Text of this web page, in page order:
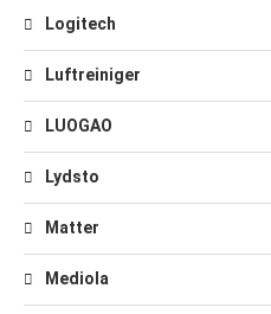
Logitech
Luftreiniger
LUOGAO
Lydsto
Matter
Mediola